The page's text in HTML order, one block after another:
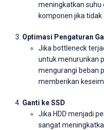
meningkatkan suhu
komponen jika
Optimasi Pengaturan
Jika bottleneck
untuk menurunkan
mengurangi beban
memberikan
Ganti ke SSD
Jika HDD menjadi
sangat